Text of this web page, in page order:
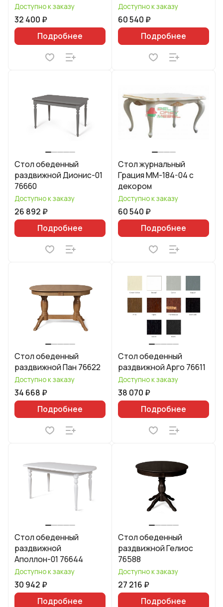
Доступно к заказу
32 400 ₽
Подробнее
Доступно к заказу
60 540 ₽
Подробнее
Стол обеденный
раздвижной Дионис-01
76660
Доступно к заказу
26 892 ₽
Подробнее
Стол журнальный
Грация ММ-184-04 с
декором
Доступно к заказу
60 540 ₽
Подробнее
Стол обеденный
раздвижной Пан 76622
Доступно к заказу
34 668 ₽
Подробнее
Стол обеденный
раздвижной Арго 76611
Доступно к заказу
38 070 ₽
Подробнее
Стол обеденный
раздвижной
Аполлон-01 76644
Доступно к заказу
30 942 ₽
Подробнее
Стол обеденный
раздвижной Гелиос
76588
Доступно к заказу
27 216 ₽
Подробнее